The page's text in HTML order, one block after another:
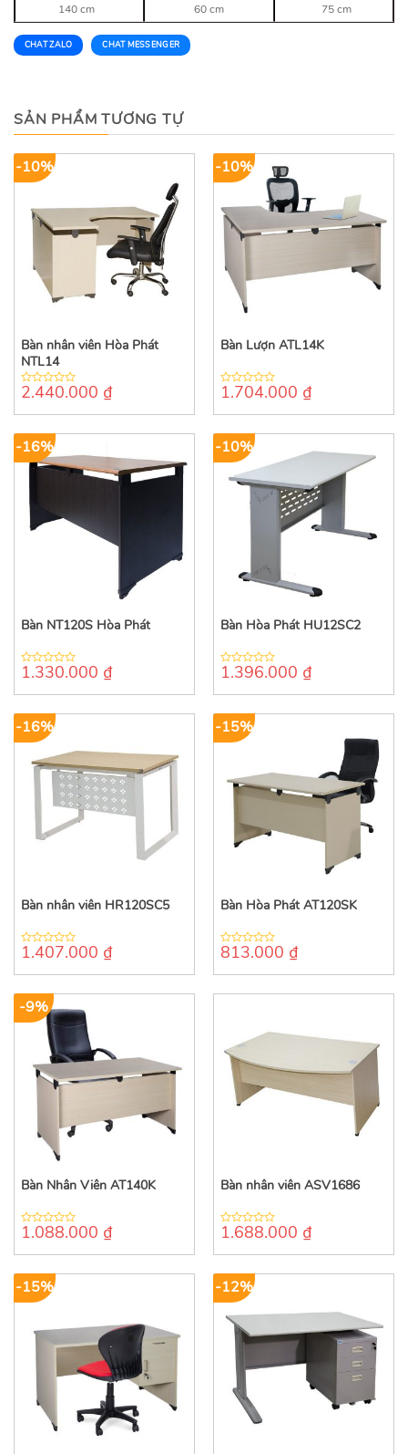
140 cm
60 cm 75 cm
CHAT ZALO CHAT MESSENGER
SẢN PHẨM TƯƠNG TỰ
-10%
Bàn nhân viên Hòa Phát
NTL14
0
of
2.440.000 ₫
-10%
Bàn Lượn ATL14K
0
of
1.704.000 ₫
-16%
Bàn NT120S Hòa Phát
0
of
1.330.000 ₫
-10%
Bàn Hòa Phát HU12SC2
0
of
1.396.000 ₫
-16%
Bàn nhân viên HR120SC5
0
of
1.407.000 ₫
-15%
Bàn Hòa Phát AT120SK
0
of
813.000 ₫
-9%
Bàn Nhân Viên AT140K
0
of
1.088.000 ₫
Bàn nhân viên ASV1686
0
of
1.688.000 ₫
-15% -12%